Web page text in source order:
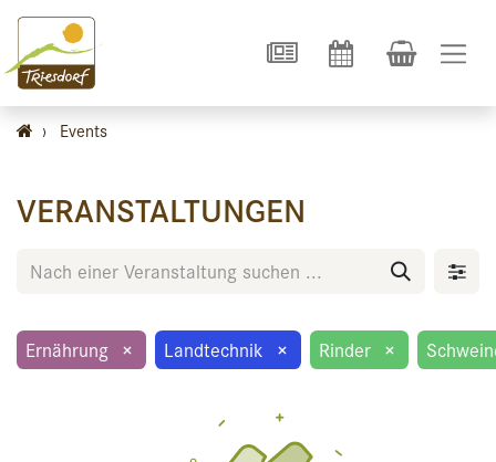
› Events
VERANSTALTUNGEN
Ernährung × Landtechnik × Rinder ×